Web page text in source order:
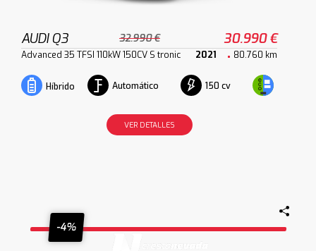
AUDI Q3 32.990 € 30.990 €
Advanced 35 TFSI 110kW 150CV S tronic 2021 80.760 km
Híbrido Automático 150 cv
VER DETALLES
-4%